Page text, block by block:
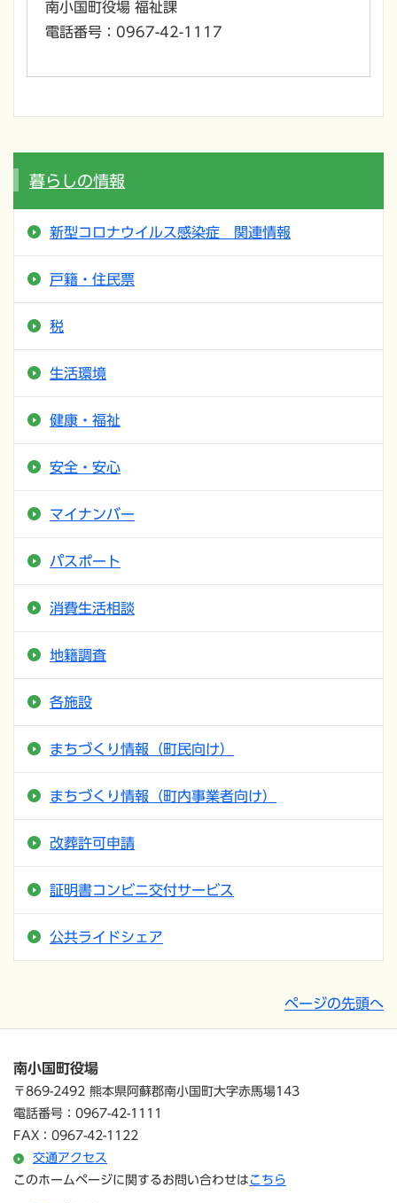
南小国町役場 福祉課
電話番号：0967-42-1117
暮らしの情報
新型コロナウイルス感染症 関連情報
戸籍・住民票
税
生活環境
健康・福祉
安全・安心
マイナンバー
パスポート
消費生活相談
地籍調査
各施設
まちづくり情報（町民向け）
まちづくり情報（町内事業者向け）
改葬許可申請
証明書コンビニ交付サービス
公共ライドシェア
ページの先頭へ
南小国町役場
〒869-2492 熊本県阿蘇郡南小国町大字赤馬場143
電話番号：0967-42-1111
FAX：0967-42-1122
交通アクセス
このホームページに関するお問い合わせは こちら